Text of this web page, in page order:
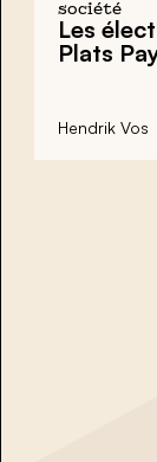
société
Les
Plats
Hendrik Vos